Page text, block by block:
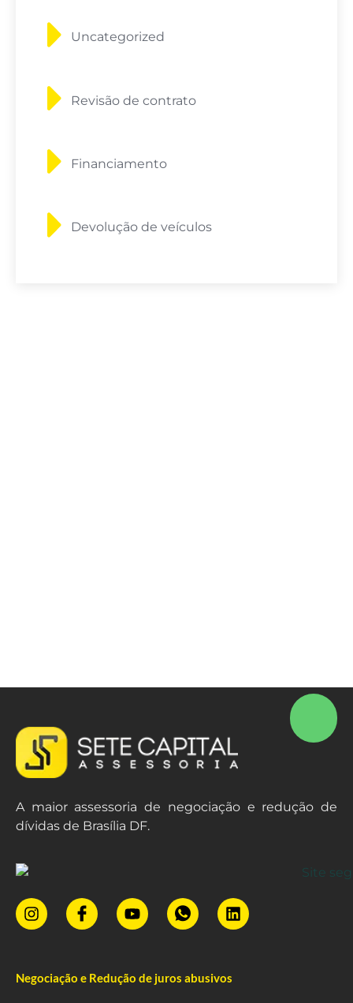
Uncategorized
Revisão de contrato
Financiamento
Devolução de veículos
A maior assessoria de negociação e redução de
dívidas de Brasília DF.
Negociação e Redução de juros abusivos